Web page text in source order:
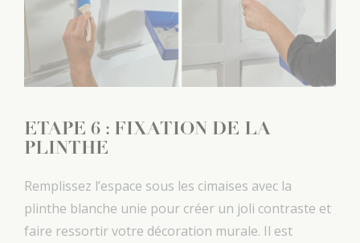
ETAPE 6 : FIXATION DE LA
PLINTHE
Remplissez l’espace sous les cimaises avec la
plinthe blanche unie pour créer un joli contraste et
faire ressortir votre décoration murale. Il est